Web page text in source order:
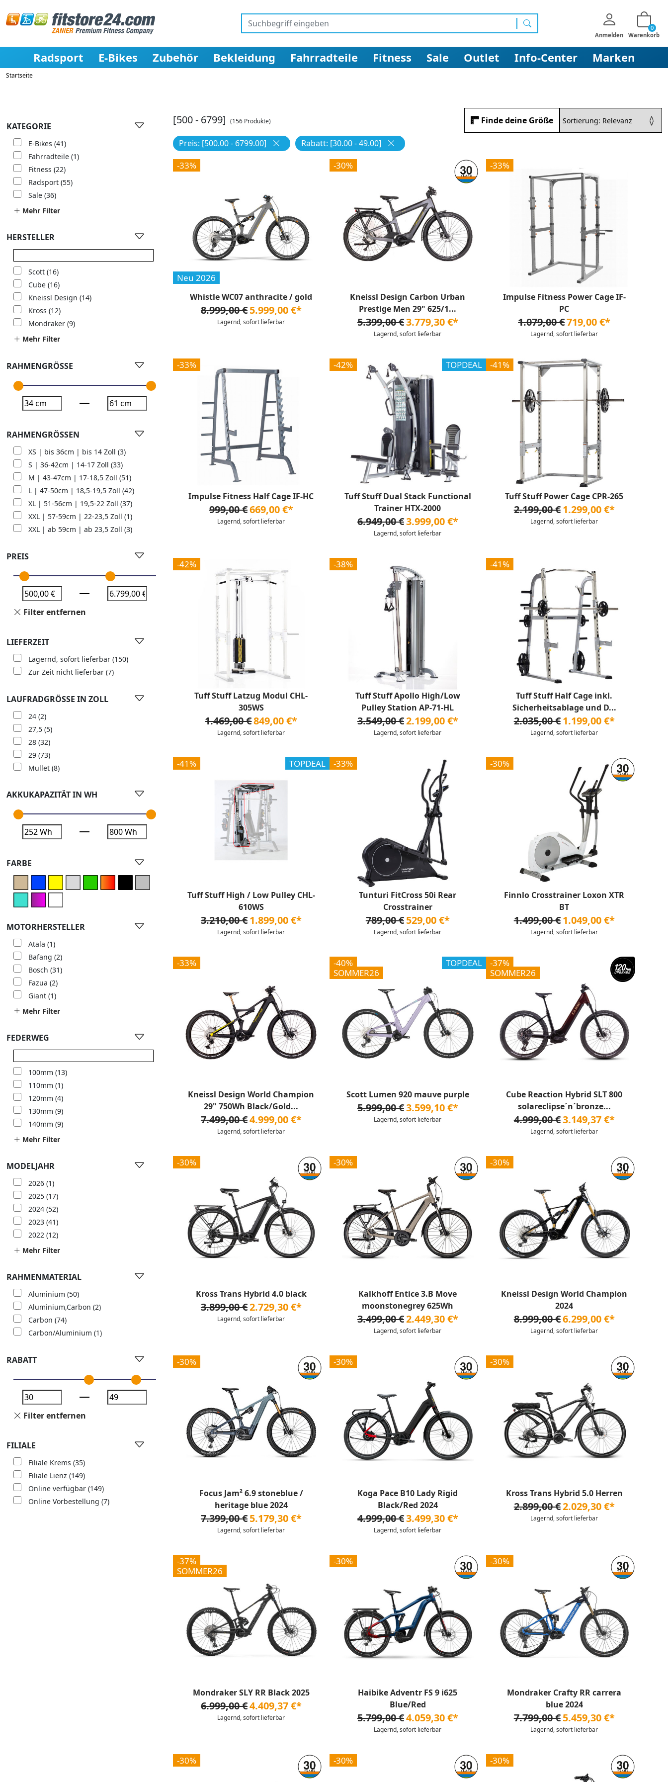
Suchen Anmelden Warenkorb
0
Radsport E-Bikes Zubehör Bekleidung Fahrradteile Fitness Sale Outlet Info-Center Marken
Startseite
KATEGORIE
E-Bikes (41)
Fahrradteile (1)
Fitness (22)
Radsport (55)
Sale (36)
Mehr Filter
HERSTELLER
Scott (16)
Cube (16)
Kneissl Design (14)
Kross (12)
Mondraker (9)
Mehr Filter
RAHMENGRÖSSE
RAHMENGRÖSSEN
XS | bis 36cm | bis 14 Zoll (3)
S | 36-42cm | 14-17 Zoll (33)
M | 43-47cm | 17-18,5 Zoll (51)
L | 47-50cm | 18,5-19,5 Zoll (42)
XL | 51-56cm | 19,5-22 Zoll (37)
XXL | 57-59cm | 22-23,5 Zoll (1)
XXL | ab 59cm | ab 23,5 Zoll (3)
PREIS
Filter entfernen
LIEFERZEIT
Lagernd, sofort lieferbar (150)
Zur Zeit nicht lieferbar (7)
LAUFRADGRÖSSE IN ZOLL
24 (2)
27,5 (5)
28 (32)
29 (73)
Mullet (8)
AKKUKAPAZITÄT IN WH
FARBE
MOTORHERSTELLER
Atala (1)
Bafang (2)
Bosch (31)
Fazua (2)
Giant (1)
Mehr Filter
FEDERWEG
100mm (13)
110mm (1)
120mm (4)
130mm (9)
140mm (9)
Mehr Filter
MODELJAHR
2026 (1)
2025 (17)
2024 (52)
2023 (41)
2022 (12)
Mehr Filter
RAHMENMATERIAL
Aluminium (50)
Aluminium,Carbon (2)
Carbon (74)
Carbon/Aluminium (1)
RABATT
Filter entfernen
FILIALE
Filiale Krems (35)
Filiale Lienz (149)
Online verfügbar (149)
Online Vorbestellung (7)
[500 - 6799] (156 Produkte)
Preis: [500.00 - 6799.00] Rabatt: [30.00 - 49.00]
Finde deine Größe
-33%
Neu 2026
Whistle WC07 anthracite / gold
8.999,00 €5.999,00 €*
Lagernd, sofort lieferbar
-30%
Kneissl Design Carbon Urban
Prestige Men 29" 625/1...
5.399,00 €3.779,30 €*
Lagernd, sofort lieferbar
-33%
Impulse Fitness Power Cage IF-
PC
1.079,00 €719,00 €*
Lagernd, sofort lieferbar
-33%
Impulse Fitness Half Cage IF-HC
999,00 €669,00 €*
Lagernd, sofort lieferbar
-42% TOPDEAL
Tuff Stuff Dual Stack Functional
Trainer HTX-2000
6.949,00 €3.999,00 €*
Lagernd, sofort lieferbar
-41%
Tuff Stuff Power Cage CPR-265
2.199,00 €1.299,00 €*
Lagernd, sofort lieferbar
-42%
Tuff Stuff Latzug Modul CHL-
305WS
1.469,00 €849,00 €*
Lagernd, sofort lieferbar
-38%
Tuff Stuff Apollo High/Low
Pulley Station AP-71-HL
3.549,00 €2.199,00 €*
Lagernd, sofort lieferbar
-41%
Tuff Stuff Half Cage inkl.
Sicherheitsablage und D...
2.035,00 €1.199,00 €*
Lagernd, sofort lieferbar
-41% TOPDEAL
Tuff Stuff High / Low Pulley CHL-
610WS
3.210,00 €1.899,00 €*
Lagernd, sofort lieferbar
-33%
Tunturi FitCross 50i Rear
Crosstrainer
789,00 €529,00 €*
Lagernd, sofort lieferbar
-30%
Finnlo Crosstrainer Loxon XTR
BT
1.499,00 €1.049,00 €*
Lagernd, sofort lieferbar
-33%
Kneissl Design World Champion
29" 750Wh Black/Gold...
7.499,00 €4.999,00 €*
Lagernd, sofort lieferbar
-40%
SOMMER26
TOPDEAL
Scott Lumen 920 mauve purple
5.999,00 €3.599,10 €*
Lagernd, sofort lieferbar
-37%
SOMMER26
Cube Reaction Hybrid SLT 800
solareclipse´n´bronze...
4.999,00 €3.149,37 €*
Lagernd, sofort lieferbar
-30%
Kross Trans Hybrid 4.0 black
3.899,00 €2.729,30 €*
Lagernd, sofort lieferbar
-30%
Kalkhoff Entice 3.B Move
moonstonegrey 625Wh
3.499,00 €2.449,30 €*
Lagernd, sofort lieferbar
-30%
Kneissl Design World Champion
2024
8.999,00 €6.299,00 €*
Lagernd, sofort lieferbar
-30%
Focus Jam² 6.9 stoneblue /
heritage blue 2024
7.399,00 €5.179,30 €*
Lagernd, sofort lieferbar
-30%
Koga Pace B10 Lady Rigid
Black/Red 2024
4.999,00 €3.499,30 €*
Lagernd, sofort lieferbar
-30%
Kross Trans Hybrid 5.0 Herren
2.899,00 €2.029,30 €*
Lagernd, sofort lieferbar
-37%
SOMMER26
Mondraker SLY RR Black 2025
6.999,00 €4.409,37 €*
Lagernd, sofort lieferbar
-30%
Haibike Adventr FS 9 i625
Blue/Red
5.799,00 €4.059,30 €*
Lagernd, sofort lieferbar
-30%
Mondraker Crafty RR carrera
blue 2024
7.799,00 €5.459,30 €*
Lagernd, sofort lieferbar
-30% -30% -30%